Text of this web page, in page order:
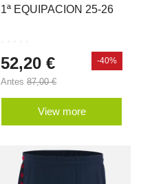
1ª EQUIPACION 25-26
52,20 €
Antes 87,00 €
-40%
View more